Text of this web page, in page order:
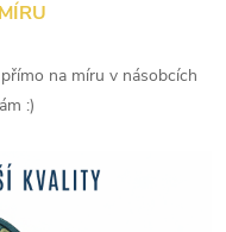
na míru v násobcích
:)